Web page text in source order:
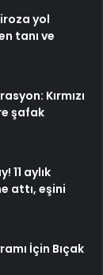
yol
tanı ve
Kırmızı
şafak
11 aylık
attı, eşini
İçin Bıçak